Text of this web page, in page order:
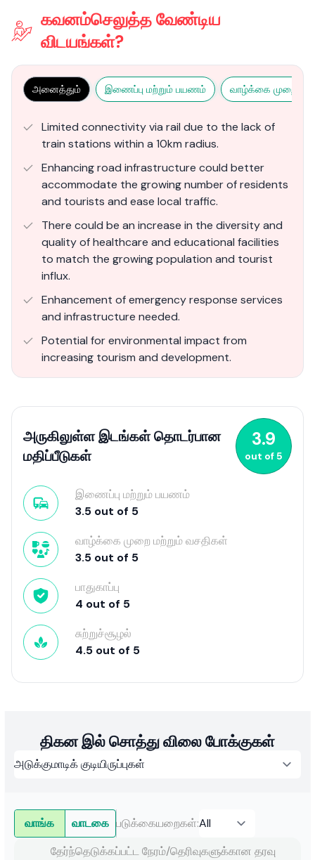
கவனம்செலுத்த வேண்டிய
விடயங்கள்?
அனைத்தும் இணைப்பு மற்றும் பயணம் வாழ்க்கை முறை
Limited connectivity via rail due to the lack of
train stations within a 10km radius.
Enhancing road infrastructure could better
accommodate the growing number of residents
and tourists and ease local traffic.
There could be an increase in the diversity and
quality of healthcare and educational facilities
to match the growing population and tourist
influx.
Enhancement of emergency response services
and infrastructure needed.
Potential for environmental impact from
increasing tourism and development.
அருகிலுள்ள இடங்கள் தொடர்பான
மதிப்பீடுகள்
3.9
out of5
இணைப்பு மற்றும் பயணம்
3.5 out of 5
வாழ்க்கை முறை மற்றும் வசதிகள்
3.5 out of 5
பாதுகாப்பு
4 out of 5
சுற்றுச்சூழல்
4.5 out of 5
திகன இல் சொத்து விலை போக்குகள்
வாங்க வாடகை படுக்கையறைகள்:
தேர்ந்தெடுக்கப்பட்ட நேரம்/தெரிவுகளுக்கான தரவு